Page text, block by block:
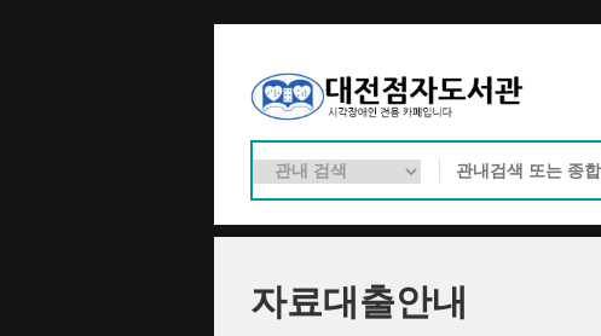
자료대출안내